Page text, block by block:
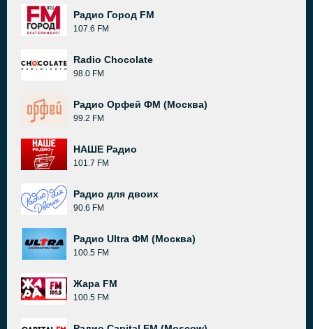
Радио Город FM
107.6 FM
Radio Chocolate
98.0 FM
Радио Орфей ФМ (Москва)
99.2 FM
НАШЕ Радио
101.7 FM
Радио для двоих
90.6 FM
Радио Ultra ФМ (Москва)
100.5 FM
Жара FM
100.5 FM